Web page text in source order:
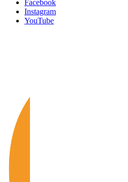
Facebook
Instagram
YouTube